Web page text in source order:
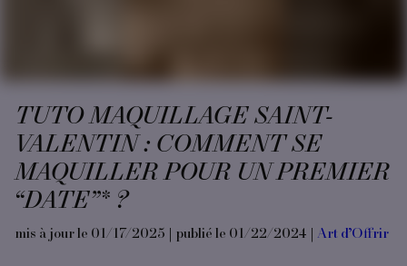
TUTO MAQUILLAGE SAINT-
VALENTIN : COMMENT SE
MAQUILLER POUR UN PREMIER
“DATE”* ?
mis à jour le 01/17/2025 | publié le 01/22/2024 | Art d’Offrir